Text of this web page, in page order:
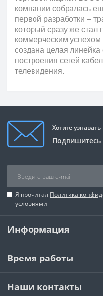
компании собралась
первой разработки –
который сразу же
коммерческим
создана целая
построения сетей
телевидения.
Хотите
Подпишитесь
Я прочитал Политика
условиями
Информация
Время работы
Наши контакты